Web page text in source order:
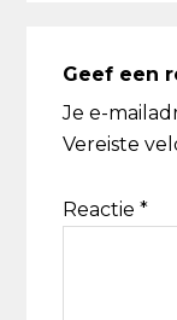
Interacties
Geef een
Je e-
Vereiste
Reactie*